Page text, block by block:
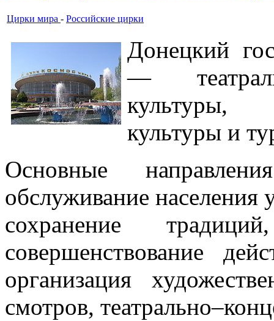
Цирки мира - Российские цирки
Донецкий
—
культуры,
культуры и
Основные
обслуживание населения
сохранение
совершенствование
организация
смотров,